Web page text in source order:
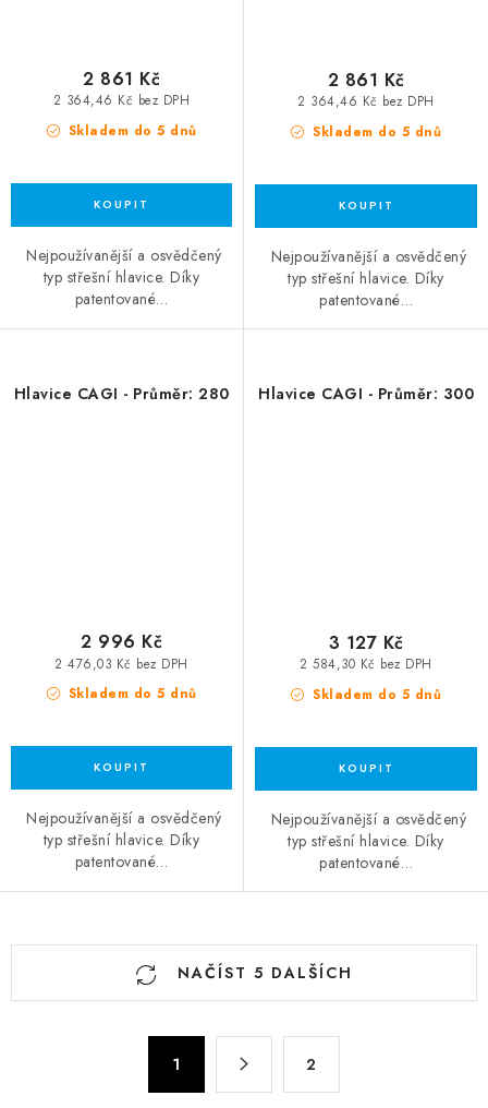
Skladem do 5 dnů
2 364,46 Kč bez DPH
2 861 Kč
Nejpoužívanější a osvědčený
typ střešní hlavice. Díky
patentované…
Skladem do 5 dnů
2 364,46 Kč bez DPH
2 861 Kč
Nejpoužívanější a osvědčený
typ střešní hlavice. Díky
patentované…
Hlavice CAGI - Průměr: 280
Skladem do 5 dnů
2 476,03 Kč bez DPH
2 996 Kč
Nejpoužívanější a osvědčený
typ střešní hlavice. Díky
patentované…
Hlavice CAGI - Průměr: 300
Skladem do 5 dnů
2 584,30 Kč bez DPH
3 127 Kč
Nejpoužívanější a osvědčený
typ střešní hlavice. Díky
patentované…
Ovládací prvky výpisuNAČÍST 5 DALŠÍCH
1 2